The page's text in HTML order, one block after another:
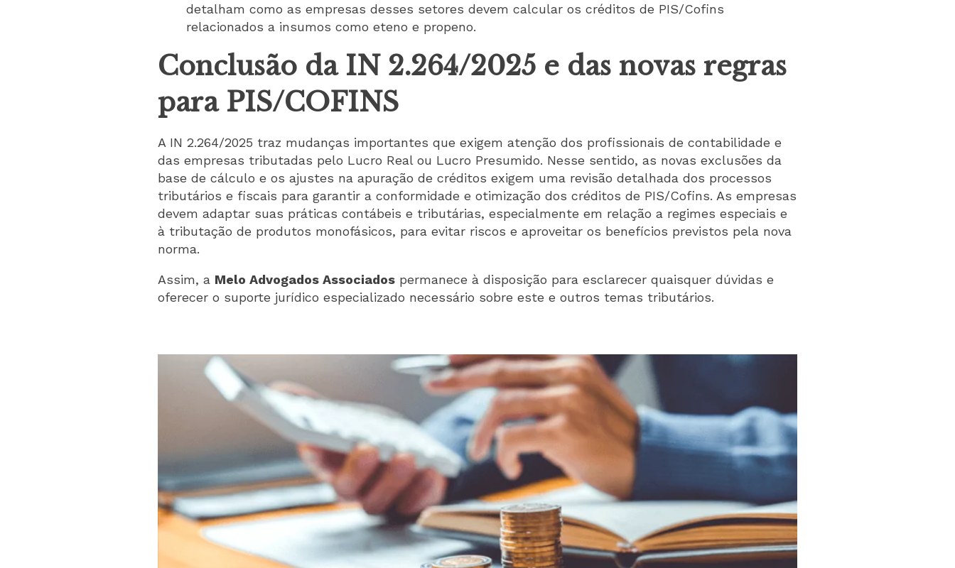
detalham como as empresas desses setores devem calcular os créditos de PIS/Cofins
relacionados a insumos como eteno e propeno.
Conclusão da IN 2.264/2025 e das novas regras
para PIS/COFINS
A IN 2.264/2025 traz mudanças importantes que exigem atenção dos profissionais de contabilidade e
das empresas tributadas pelo Lucro Real ou Lucro Presumido. Nesse sentido, as novas exclusões da
base de cálculo e os ajustes na apuração de créditos exigem uma revisão detalhada dos processos
tributários e fiscais para garantir a conformidade e otimização dos créditos de PIS/Cofins. As empresas
devem adaptar suas práticas contábeis e tributárias, especialmente em relação a regimes especiais e
à tributação de produtos monofásicos, para evitar riscos e aproveitar os benefícios previstos pela nova
norma.
Assim, a Melo Advogados Associados permanece à disposição para esclarecer quaisquer dúvidas e
oferecer o suporte jurídico especializado necessário sobre este e outros temas tributários.